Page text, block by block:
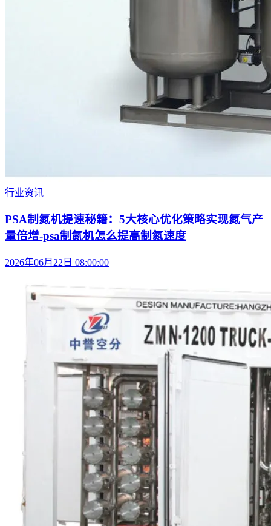
行业资讯
PSA制氮机提速秘籍：5大核心优化策略实现氮气产
量倍增-psa制氮机怎么提高制氮速度
2026年06月22日 08:00:00